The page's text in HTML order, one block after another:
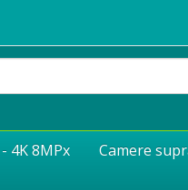
4K 8MPx Camere